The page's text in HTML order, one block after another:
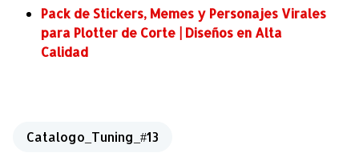
Pack de Stickers, Memes y Personajes Virales
para Plotter de Corte | Diseños en Alta
Calidad
Catalogo_Tuning_#13